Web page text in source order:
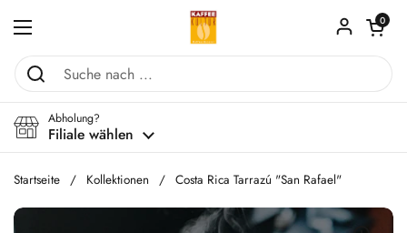
Menü öffnen
Warenkorb
0
Abholung?
Filiale wählen
Startseite / Kollektionen / Costa Rica Tarrazú "San Rafael"